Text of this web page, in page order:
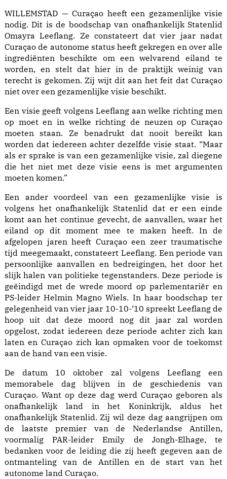
WILLEMSTAD — Curaçao heeft een gezamenlijke visie
nodig. Dit is de boodschap van onafhankelijk Statenlid
Omayra Leeflang. Ze constateert dat vier jaar nadat
Curaçao de autonome status heeft gekregen en over alle
ingrediënten beschikte om een welvarend eiland te
worden, en stelt dat hier in de praktijk weinig van
terecht is gekomen. Zij wijt dit aan het feit dat Curaçao
niet over een gezamenlijke visie beschikt.
Een visie geeft volgens Leeflang aan welke richting men
op moet en in welke richting de neuzen op Curaçao
moeten staan. Ze benadrukt dat nooit bereikt kan
worden dat iedereen achter dezelfde visie staat. “Maar
als er sprake is van een gezamenlijke visie, zal diegene
die het niet met deze visie eens is met argumenten
moeten komen.”
Een ander voordeel van een gezamenlijke visie is
volgens het onafhankelijk Statenlid dat er een einde
komt aan het continue gevecht, de aanvallen, waar het
eiland op dit moment mee te maken heeft. In de
afgelopen jaren heeft Curaçao een zeer traumatische
tijd meegemaakt, constateert Leeflang. Een periode van
persoonlijke aanvallen en bedreigingen, het door het
slijk halen van politieke tegenstanders. Deze periode is
geëindigd met de wrede moord op parlementariër en
PS-leider Helmin Magno Wiels. In haar boodschap ter
gelegenheid van vier jaar 10-10-‘10 spreekt Leeflang de
hoop uit dat deze moord nog dit jaar zal worden
opgelost, zodat iedereen deze periode achter zich kan
laten en Curaçao zich kan opmaken voor de toekomst
aan de hand van een visie.
De datum 10 oktober zal volgens Leeflang een
memorabele dag blijven in de geschiedenis van
Curaçao. Want op deze dag werd Curaçao geboren als
onafhankelijk land in het Koninkrijk, aldus het
onafhankelijk Statenlid. Zij wil deze dag aangrijpen om
de laatste premier van de Nederlandse Antillen,
voormalig PAR-leider Emily de Jongh-Elhage, te
bedanken voor de leiding die zij heeft gegeven aan de
ontmanteling van de Antillen en de start van het
autonome land Curaçao.